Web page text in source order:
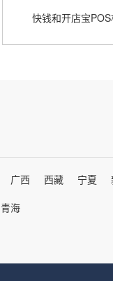
广西 西藏 宁夏
青海